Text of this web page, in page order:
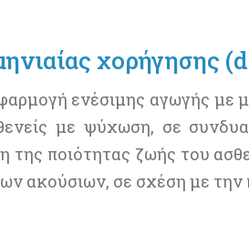
χορήγησης
ενέσιμης αγωγής με
με ψύχωση, σε
της ποιότητας ζωής του
ακούσιων, σε σχέση με την